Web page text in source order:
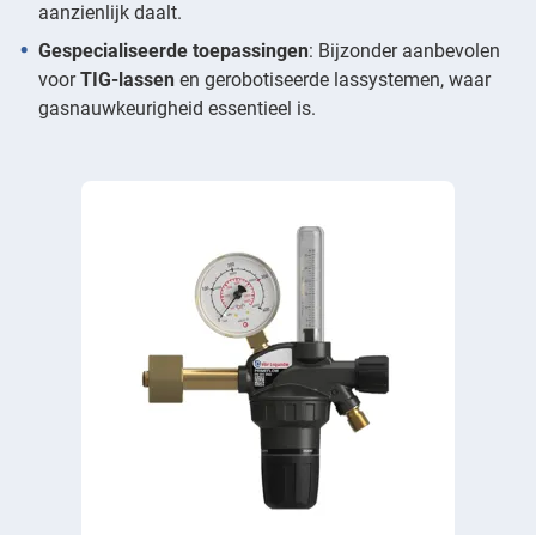
aanzienlijk daalt.
Gespecialiseerde toepassingen: Bijzonder aanbevolen
voorTIG-lassen en gerobotiseerde lassystemen, waar
gasnauwkeurigheid essentieel is.